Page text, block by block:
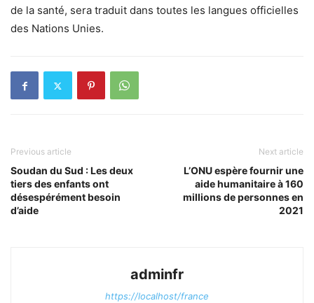
de la santé, sera traduit dans toutes les langues officielles
des Nations Unies.
Previous article
Soudan du Sud : Les deux
tiers des enfants ont
désespérément besoin
d’aide
Next article
L’ONU espère fournir une
aide humanitaire à 160
millions de personnes en
2021
adminfr
https://localhost/france